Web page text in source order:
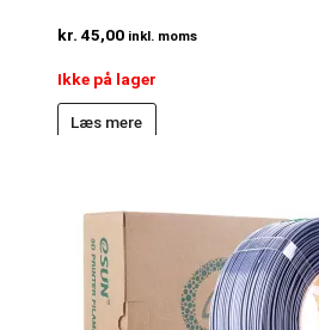
kr. 45,00 inkl. moms
Ikke på lager
Læs mere